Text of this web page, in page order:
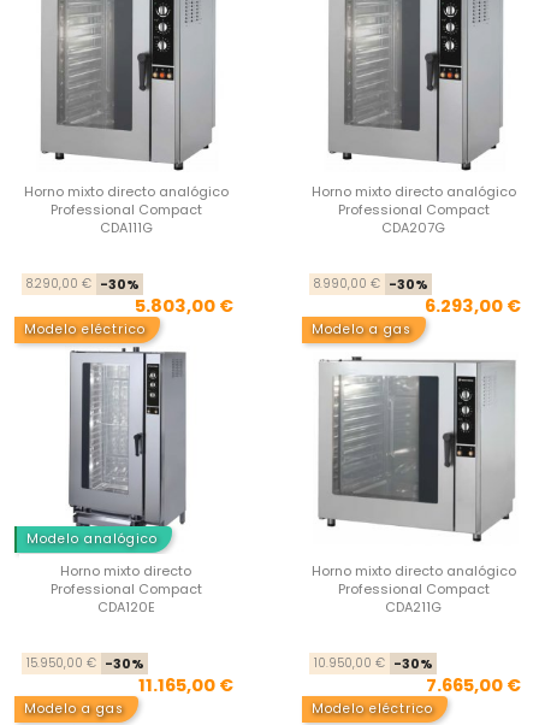
Horno mixto directo analógico
Professional Compact
CDA111G
Precio base
8.290,00 € -30%
5.803,00 €
Horno mixto directo analógico
Professional Compact
CDA207G
8.990,00 € -30%
6.293,00 €
Modelo eléctrico
Modelo analógico
Horno mixto directo
Professional Compact
CDA120E
Precio base
15.950,00 € -30%
11.165,00 €
Modelo a gas
Horno mixto directo analógico
Professional Compact
CDA211G
10.950,00 € -30%
7.665,00 €
Modelo a gas Modelo eléctrico